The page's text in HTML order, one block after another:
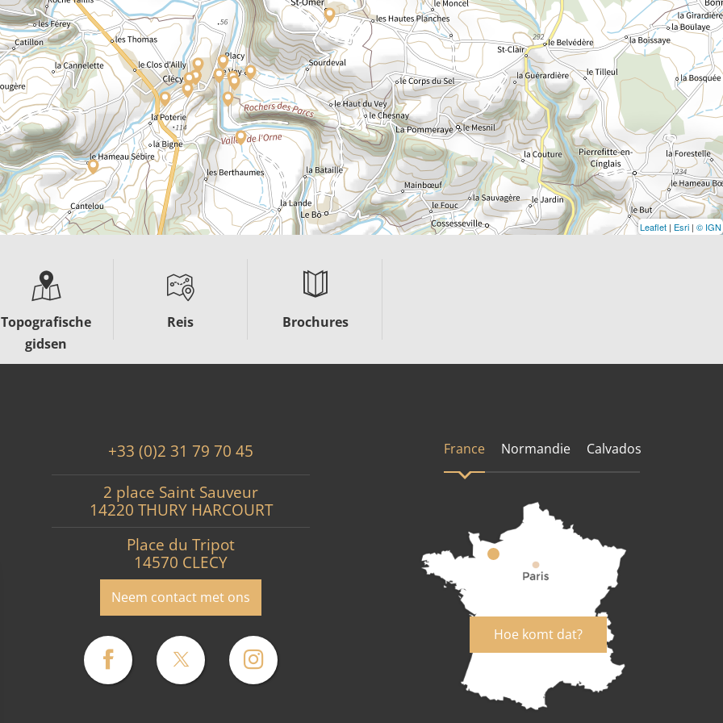
Leaflet | Esri | © IGN
Topografische
gidsen
Reis Brochures
+33 (0)2 31 79 70 45
2 place Saint Sauveur
14220 THURY HARCOURT
Place du Tripot
14570 CLECY
Neem contact met ons
France Normandie Calvados
Hoe komt dat?